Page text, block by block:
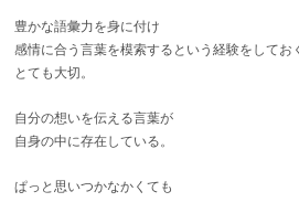
豊かな語彙力を身に付け
感情に合う言葉を模索するという経験をしてお
とても大切。
自分の想いを伝える言葉が
自身の中に存在している。
ぱっと思いつかなかくても